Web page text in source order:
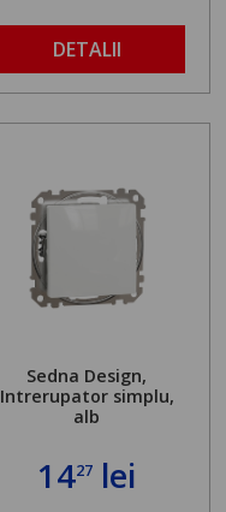
DETALII
Sedna Design,
Intrerupator simplu,
alb
1427 lei